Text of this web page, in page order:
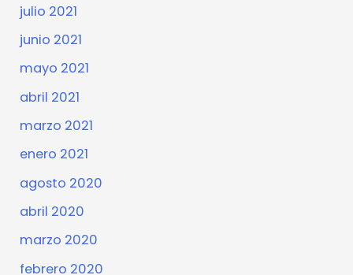
julio 2021
junio 2021
mayo 2021
abril 2021
marzo 2021
enero 2021
agosto 2020
abril 2020
marzo 2020
febrero 2020